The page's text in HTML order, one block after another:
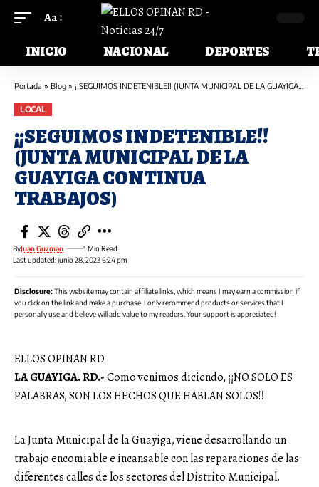
Aa
INICIO NACIONAL DEPORTES
Portada » Blog » ¡¡SEGUIMOS INDETENIBLE!! (JUNTA MUNICIPAL DE LA GUAYIGA CONTINUA TRABAJOS)
LOCAL
¡¡SEGUIMOS INDETENIBLE!!
(JUNTA MUNICIPAL DE LA
GUAYIGA CONTINUA
TRABAJOS)
Last updated: junio 28, 2023 6:24 pm
ByJuan Guzman 1 Min Read
Disclosure:This website may contain affiliate links, which means I may earn a commission if
you click on the link and make a purchase. I only recommend products or services that I
personally use and believe will add value to my readers. Your support is appreciated!
ELLOS OPINAN RD
LA GUAYIGA. RD.-Como venimos diciendo, ¡¡NO SOLO ES
PALABRAS, SON LOS HECHOS QUE HABLAN SOLOS!!
La Junta Municipal de la Guayiga, viene desarrollando un
trabajo encomiable e incansable con las reparaciones de las
diferentes calles de los sectores del Distrito Municipal.